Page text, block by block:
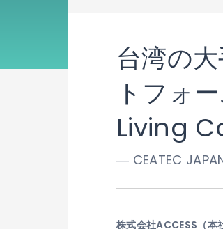
台湾の
トフォ
Living
― CEATEC
株式会社ACCESS（